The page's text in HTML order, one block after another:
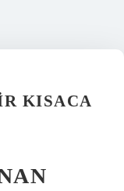
KISACA